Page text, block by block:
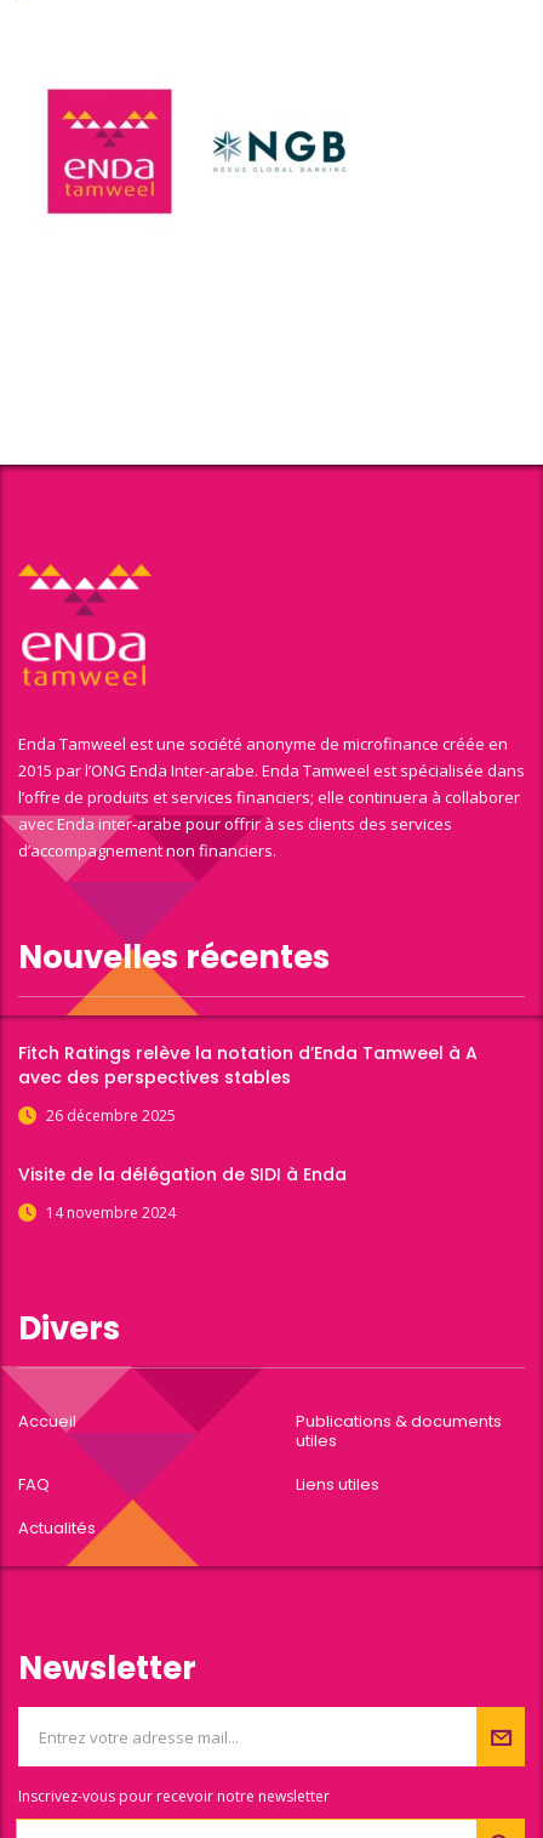
Enda Tamweel est une société anonyme de microfinance créée en
2015 par l’ONG Enda Inter-arabe. Enda Tamweel est spécialisée dans
l’offre de produits et services financiers; elle continuera à collaborer
avec Enda inter-arabe pour offrir à ses clients des services
d’accompagnement non financiers.
Nouvelles récentes
Fitch Ratings relève la notation d’Enda Tamweel à A
avec des perspectives stables
26 décembre 2025
Visite de la délégation de SIDI à Enda
14 novembre 2024
Divers
Accueil
Publications & documents
utiles
FAQ
Liens utiles
Actualités
Newsletter
Inscrivez-vous pour recevoir notre newsletter